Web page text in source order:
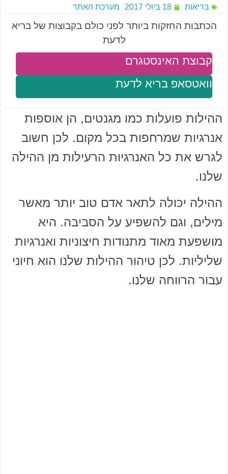
בריאות 18 ביולי 2017 מערכת האתר
הכתבות החזקות ביותר לפני כולם בקבוצות של בריא
לדעת
וואטסאפ בריא לדעת
קבוצת האינסטגרם
ההילות פועלות כמו מגנטים, הן אוספות
אנרגיות שמרחפות בכל מקום. לכן חשוב
לגרש את כל האנרגיות הרעילות מן ההילה
שלנו.
ההילה יכולה לתאר אדם טוב יותר מאשר
מילים, וגם להשפיע על הסביבה. היא
מושפעת מאוד מתנודות חיצוניות ואנרגיות
שליליות. לכן טיהור ההילות שלנו הוא חיוני
עבור הרווחה שלנו.